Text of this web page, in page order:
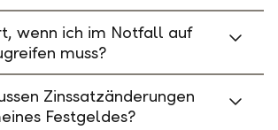
wenn ich im Notfall auf
muss?
Zinssatzänderungen
Festgeldes?